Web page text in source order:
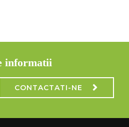
informatii
CONTACTATI-NE